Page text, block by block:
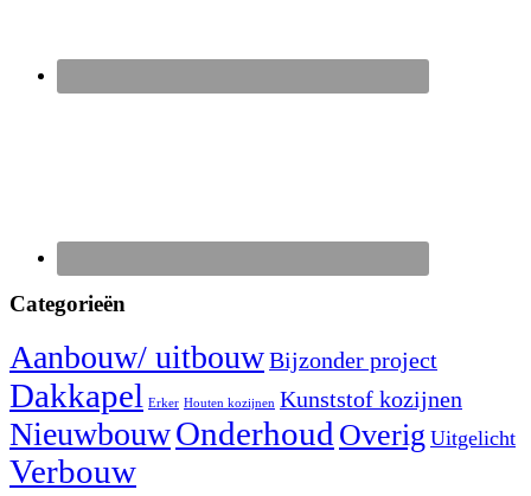
Categorieën
Aanbouw/ uitbouwBijzonder project
Dakkapel Erker Houten kozijnen Kunststof kozijnen
NieuwbouwOnderhoud Overig Uitgelicht
Verbouw